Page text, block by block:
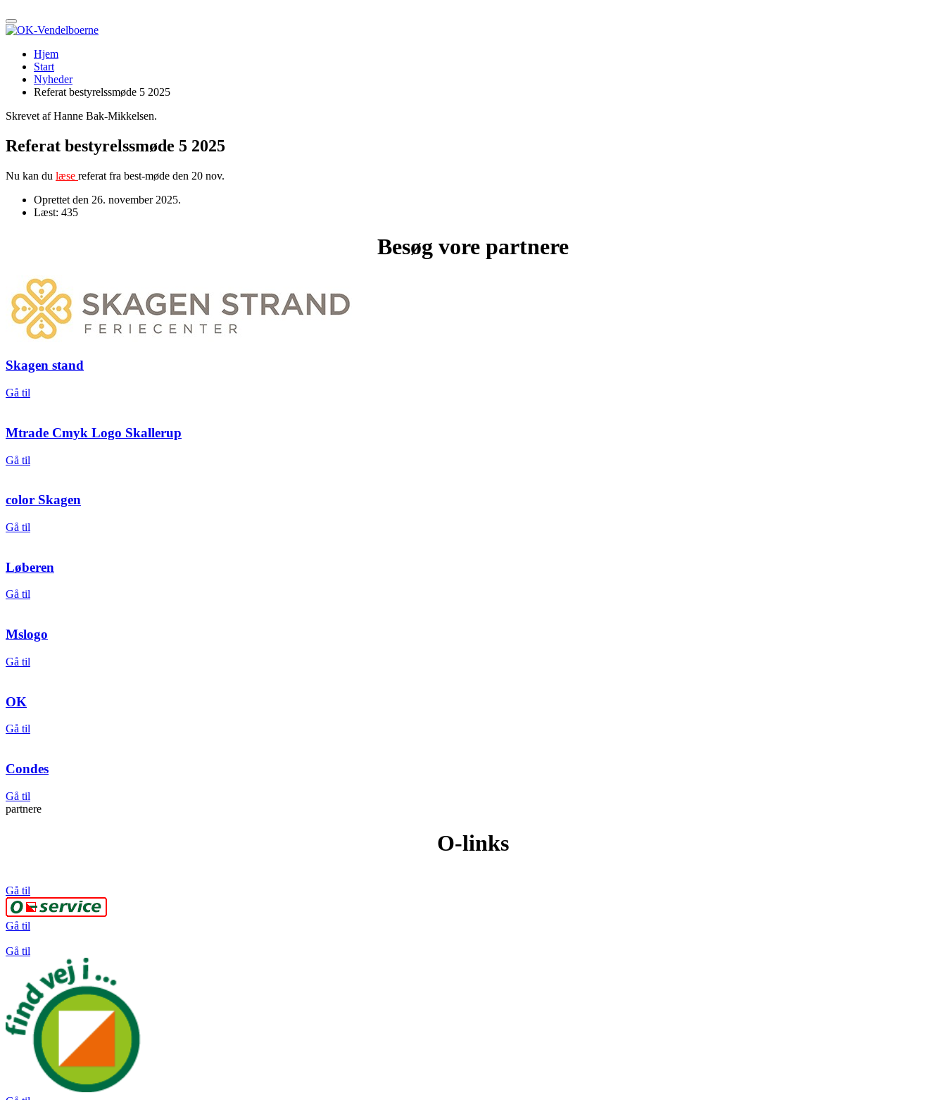
Hjem
Start
Nyheder
Referat bestyrelssmøde 5 2025
Skrevet af Hanne Bak-Mikkelsen.
Referat bestyrelssmøde 5 2025
Nu kan du læse referat fra best-møde den 20 nov.
Oprettet den 26. november 2025.
Læst: 435
Besøg vore partnere
Skagen stand
Gå til
Mtrade Cmyk Logo Skallerup
Gå til
color Skagen
Gå til
Løberen
Gå til
Mslogo
Gå til
OK
Gå til
Condes
Gå til
partnere
O-links
Gå til
Gå til
Gå til